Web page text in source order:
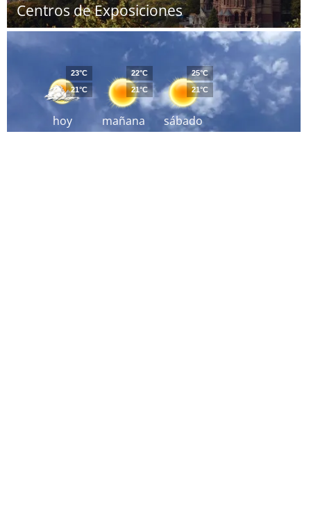
Centros de Exposiciones
hoy
23°C
21°C
mañana
22°C
21°C
sábado
25°C
21°C